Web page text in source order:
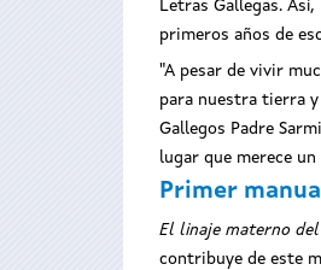
Letras Gallegas.
primeros años de
"A pesar de vivir
para nuestra tierra
Gallegos Padre
lugar que merece
Primer
El linaje materno del
contribuye de este